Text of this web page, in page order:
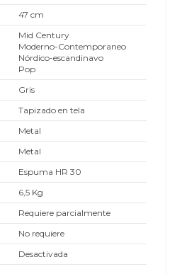
47 cm
Mid Century
Moderno-Contemporaneo
Nórdico-escandinavo
Pop
Gris
Tapizado en tela
Metal
Metal
Espuma HR 30
6,5 Kg
Requiere parcialmente
No requiere
Desactivada